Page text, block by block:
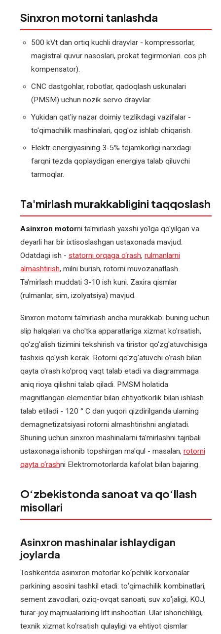
muqobil
Transformatorlarni
ta'mirlash
Uch
elektromotorni
qayta
o'rash
podshipnik
o'rnini
Sinxron motorni tanlashda
500 kVt dan ortiq kuchli drayvlar - kompressorlar,
magistral quvur nasoslari, prokat tegirmonlari. cos ph
kompensator).
CNC dastgohlar, robotlar, qadoqlash uskunalari
(PMSM) uchun nozik servo drayvlar.
Yukidan qat'iy nazar doimiy tezlikdagi vazifalar -
to'qimachilik mashinalari, qog'oz ishlab chiqarish.
Elektr energiyasining 3-5% tejamkorligi narxdagi
farqni tezda qoplaydigan energiya talab qiluvchi
tarmoqlar.
Ta'mirlash murakkabligini taqqoslash
Asinxron motorni ta'mirlash yaxshi yo'lga qo'yilgan va
deyarli har bir ixtisoslashgan ustaxonada mavjud.
Odatdagi ish - statorni orqaga o‘rash, rulmanlarni
almashtirish, milni burish, rotorni muvozanatlash.
Ta'mirlash muddati 3-10 ish kuni. Zaxira qismlar
(rulmanlar, sim, izolyatsiya) mavjud.
Sinxron motorni ta'mirlash ancha murakkab: buning uchun
slip halqalari va cho'tka apparatlariga xizmat ko'rsatish,
qo'zg'alish tizimini tekshirish va tiristor qo'zg'atuvchisiga
tashxis qo'yish kerak. Rotorni qo'zg'atuvchi o'rash bilan
qayta o'rash ko'proq vaqt talab etadi va diagrammaga
aniq rioya qilishni talab qiladi. PMSM holatida
magnitlangan elementlar bilan ehtiyotkorlik bilan ishlash
talab etiladi - 120 ° C dan yuqori qizdirilganda ularning
demagnetizatsiyasi rotorni almashtirishni anglatadi.
Shuning uchun sinxron mashinalarni ta'mirlashni tajribali
ustaxonaga ishonib topshirgan ma'qul - masalan, rotorni
qayta o‘rashni Elektromotorlarda kafolat bilan bajaring.
O‘zbekistonda sanoat va qo‘llash
misollari
Asinxron mashinalar ishlaydigan
joylarda
Toshkentda asinxron motorlar koʻpchilik korxonalar
parkining asosini tashkil etadi: toʻqimachilik kombinatlari,
sement zavodlari, oziq-ovqat sanoati, suv xoʻjaligi, KOJ,
turar-joy majmualarining lift inshootlari. Ular ishonchliligi,
texnik xizmat ko'rsatish qulayligi va ehtiyot qismlar